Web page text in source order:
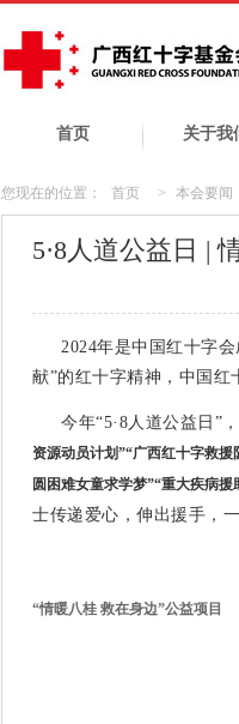
首页 关于我
您现在的位置： 首页 > 本会要闻
5·8人道公益日 |
2024年是中国红十字
献”的红十字精神，中国红
今年“5·8人道公益日”
资源动员计划”“广西红十字救援
圆困难女童求学梦”“重大疾病
士传递爱心，伸出援手，一
“情暖八桂 救在身边”公益项目